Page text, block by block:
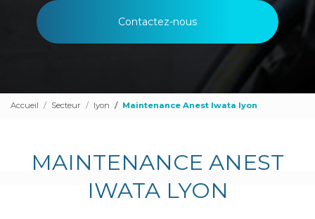
Contactez-nous
Accueil Secteur lyon Maintenance Anest Iwata lyon
MAINTENANCE ANEST
IWATA LYON